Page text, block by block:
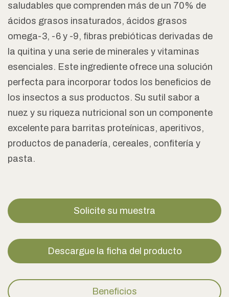
saludables que comprenden más de un 70% de
ácidos grasos insaturados, ácidos grasos
omega-3, -6 y -9, fibras prebióticas derivadas de
la quitina y una serie de minerales y vitaminas
esenciales. Este ingrediente ofrece una solución
perfecta para incorporar todos los beneficios de
los insectos a sus productos. Su sutil sabor a
nuez y su riqueza nutricional son un componente
excelente para barritas proteínicas, aperitivos,
productos de panadería, cereales, confitería y
pasta.
Solicite su muestra
Descargue la ficha del producto
Beneficios